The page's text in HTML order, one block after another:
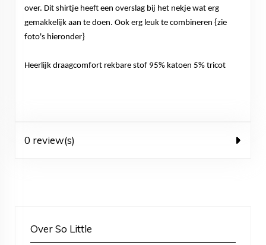
over. Dit shirtje heeft een overslag bij het nekje wat erg
gemakkelijk aan te doen. Ook erg leuk te combineren {zie
foto's hieronder}
Heerlijk draagcomfort rekbare stof 95% katoen 5% tricot
0 review(s)
Over So Little